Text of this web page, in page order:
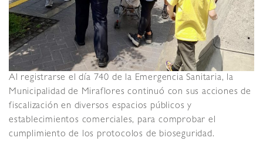
Al registrarse el día 740 de la Emergencia Sanitaria, la
Municipalidad de Miraflores continuó con sus acciones de
fiscalización en diversos espacios públicos y
establecimientos comerciales, para comprobar el
cumplimiento de los protocolos de bioseguridad.